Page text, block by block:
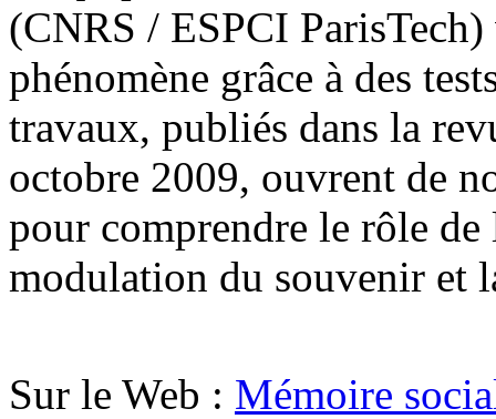
(CNRS / ESPCI
phénomène grâce à des
travaux, publiés dans la
octobre 2009, ouvrent de
pour comprendre le rôle
modulation du souvenir et
Sur le Web : Mémoire